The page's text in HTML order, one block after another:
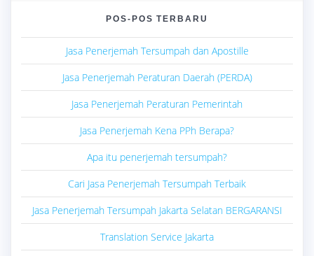
POS-POS TERBARU
Jasa Penerjemah Tersumpah dan Apostille
Jasa Penerjemah Peraturan Daerah (PERDA)
Jasa Penerjemah Peraturan Pemerintah
Jasa Penerjemah Kena PPh Berapa?
Apa itu penerjemah tersumpah?
Cari Jasa Penerjemah Tersumpah Terbaik
Jasa Penerjemah Tersumpah Jakarta Selatan BERGARANSI
Translation Service Jakarta